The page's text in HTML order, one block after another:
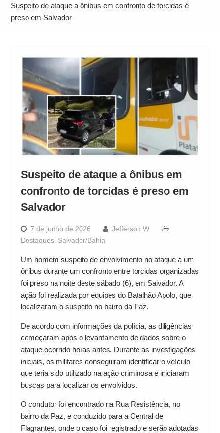
Alto
Suspeito de ataque a ônibus em confronto de torcidas é
preso em Salvador
Suspeito de ataque a ônibus em
confronto de torcidas é preso em
Salvador
7 de junho de 2026
Jefferson W
Destaques, Salvador/Bahia
Um homem suspeito de envolvimento no ataque a um
ônibus durante um confronto entre torcidas organizadas
foi preso na noite deste sábado (6), em Salvador. A
ação foi realizada por equipes do Batalhão Apolo, que
localizaram o suspeito no bairro da Paz.
De acordo com informações da polícia, as diligências
começaram após o levantamento de dados sobre o
ataque ocorrido horas antes. Durante as investigações
iniciais, os militares conseguiram identificar o veículo
que teria sido utilizado na ação criminosa e iniciaram
buscas para localizar os envolvidos.
O condutor foi encontrado na Rua Resistência, no
bairro da Paz, e conduzido para a Central de
Flagrantes, onde o caso foi registrado e serão adotadas